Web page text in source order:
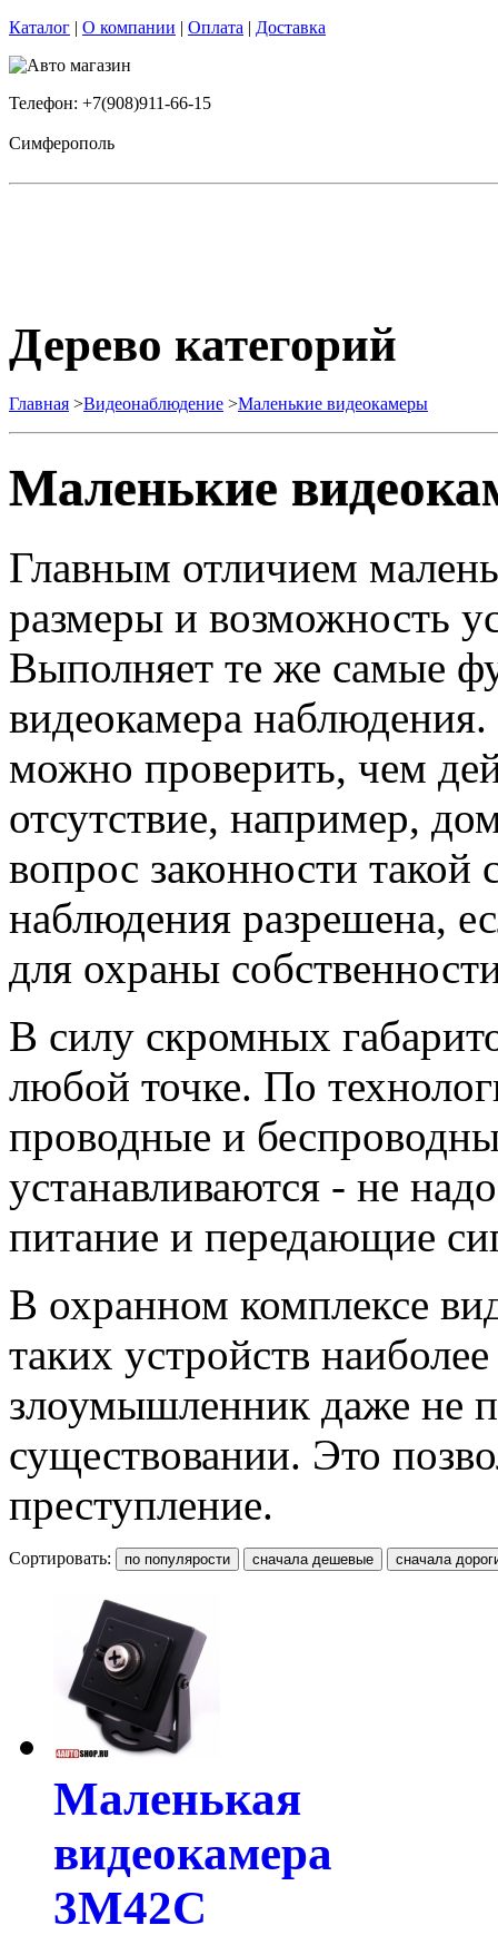
Каталог | О компании | Оплата | Доставка
Телефон: +7(908)911-66-15
Симферополь
Дерево категорий
Главная >Видеонаблюдение >Маленькие видеокамеры
Маленькие
Главным отличием
размеры и возможность
Выполняет те же самые
видеокамера
можно проверить, чем
отсутствие, например,
вопрос законности такой
наблюдения разрешена,
для охраны
В силу скромных
любой точке. По
проводные и
устанавливаются - не
питание и передающие
В охранном комплексе
таких устройств
злоумышленник даже не
существовании. Это
преступление.
Сортировать:
Маленькая
видеокамера
3M42C